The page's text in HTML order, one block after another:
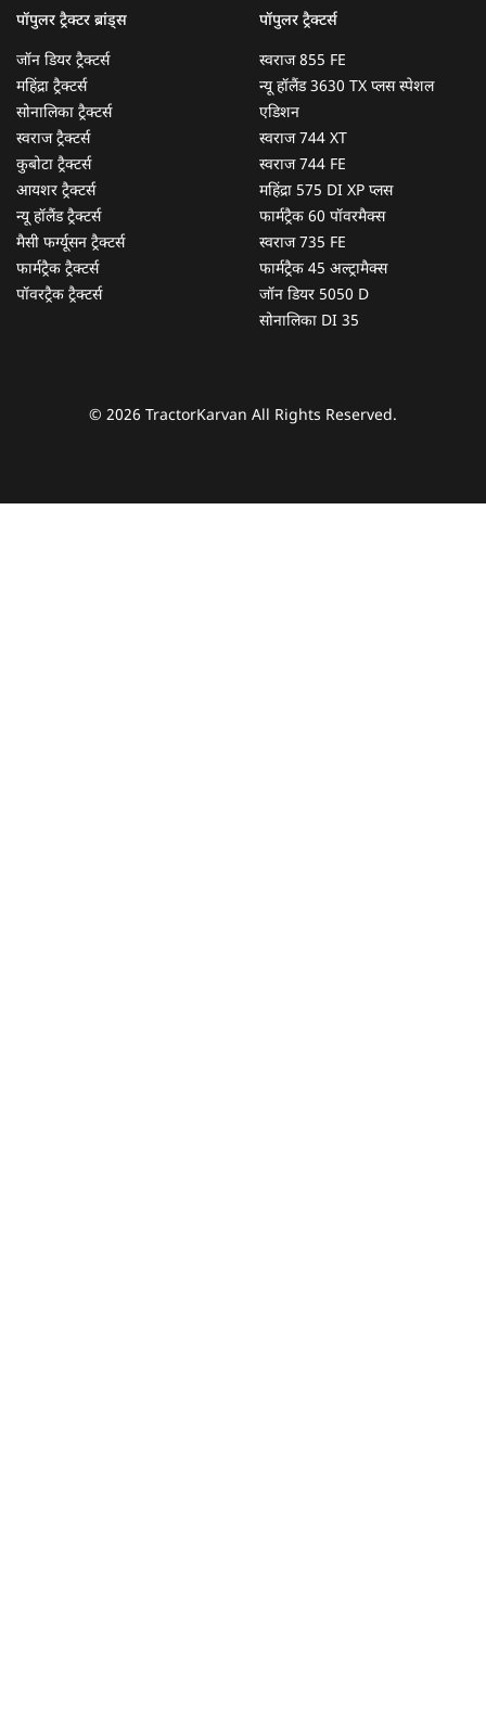
पॉपुलर ट्रैक्टर ब्रांड्स
जॉन डियर ट्रैक्टर्स
महिंद्रा ट्रैक्टर्स
सोनालिका ट्रैक्टर्स
स्वराज ट्रैक्टर्स
कुबोटा ट्रैक्टर्स
आयशर ट्रैक्टर्स
न्यू हॉलैंड ट्रैक्टर्स
मैसी फर्ग्यूसन ट्रैक्टर्स
फार्मट्रैक ट्रैक्टर्स
पॉवरट्रैक ट्रैक्टर्स
पॉपुलर ट्रैक्टर्स
स्वराज 855 FE
न्यू हॉलैंड 3630 TX प्लस स्पेशल
एडिशन
स्वराज 744 XT
स्वराज 744 FE
महिंद्रा 575 DI XP प्लस
फार्मट्रैक 60 पॉवरमैक्स
स्वराज 735 FE
फार्मट्रैक 45 अल्ट्रामैक्स
जॉन डियर 5050 D
सोनालिका DI 35
© 2026 TractorKarvan All Rights Reserved.